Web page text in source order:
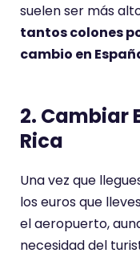
suelen ser más
tantos colones
cambio en
2. Cambiar
Rica
Una vez que
los euros que
el aeropuerto,
necesidad del